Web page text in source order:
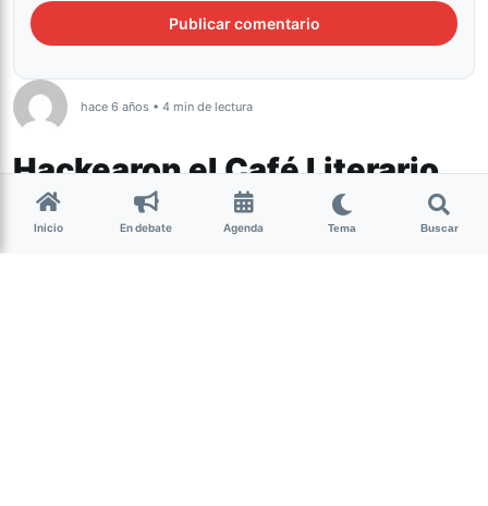
hace 6 años • 4 min de lectura
Hackearon el Café Literario
del Virla e insultaron a la
poeta mapuche Liliana
Inicio En debate Agenda Tema Buscar